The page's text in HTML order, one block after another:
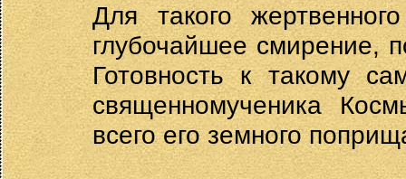
Для такого
глубочайшее смирение,
Готовность к такому
священномученика
всего его земного